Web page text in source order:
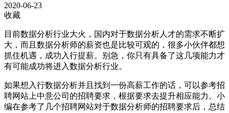
2020-06-23
收藏
目前数据分析行业大火，国内对于数据分析人才的需求不断扩
大，而且数据分析师的薪资也是比较可观的，很多小伙伴都想
抓住机遇，成功入行提薪。别急，你只有具备了这几项能力才
有可能成功将进入数据分析行业。
如果想入行数据分析并且找到一份高薪工作的话，可以参考招
聘网站上中意公司的招聘要求，根据要求去提升相应能力。小
编在参考了几个招聘网站对于数据分析师的招聘要求后，总结